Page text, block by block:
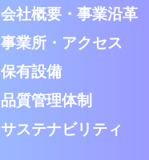
会社概要・事業沿革
事業所・アクセス
保有設備
品質管理体制
サステナビリティ